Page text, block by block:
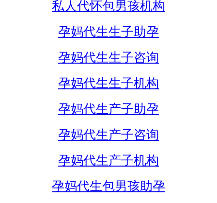
私人代怀包男孩机构
孕妈代生生子助孕
孕妈代生生子咨询
孕妈代生生子机构
孕妈代生产子助孕
孕妈代生产子咨询
孕妈代生产子机构
孕妈代生包男孩助孕